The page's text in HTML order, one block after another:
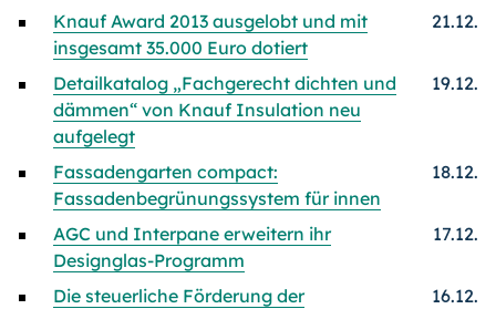
Knauf Award 2013 ausgelobt und mit
insgesamt 35.000 Euro dotiert
21.12.
Detailkatalog „Fachgerecht dichten und
dämmen“ von Knauf Insulation neu
aufgelegt
19.12.
Fassadengarten compact:
Fassadenbegrünungssystem für innen
18.12.
AGC und Interpane erweitern ihr
Designglas-Programm
17.12.
Die steuerliche Förderung der
16.12.